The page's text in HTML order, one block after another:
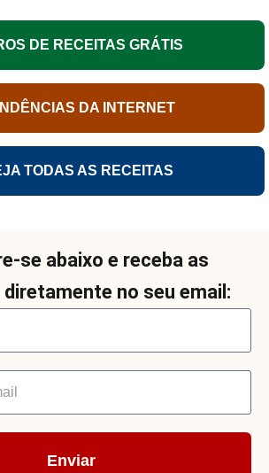
DE RECEITAS GRÁTIS
DA INTERNET
TODAS AS RECEITAS
se abaixo e receba as
no seu email:
Enviar